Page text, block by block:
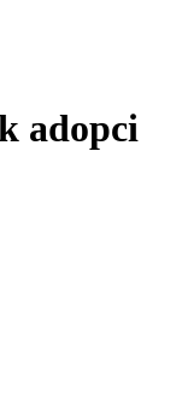
adopci